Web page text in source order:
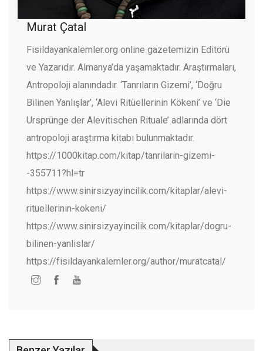
Murat Çatal
Fisildayankalemler.org online gazetemizin Editörü
ve Yazarıdır. Almanya’da yaşamaktadır. Araştırmaları,
Antropoloji alanındadır. ‘Tanrıların Gizemi’, ‘Doğru
Bilinen Yanlışlar’, ‘Alevi Ritüellerinin Kökeni’ ve ‘Die
Ursprünge der Alevitischen Rituale’ adlarında dört
antropoloji araştırma kitabı bulunmaktadır.
https://1000kitap.com/kitap/tanrilarin-gizemi-
-355711?hl=tr
https://www.sinirsizyayincilik.com/kitaplar/alevi-
rituellerinin-kokeni/
https://www.sinirsizyayincilik.com/kitaplar/dogru-
bilinen-yanlislar/
https://fisildayankalemler.org/author/muratcatal/